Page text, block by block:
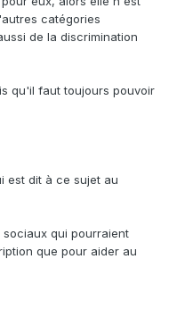
catégories
de la discrimination
qu'il faut toujours pouvoir
est dit à ce sujet au
qui pourraient
que pour aider au